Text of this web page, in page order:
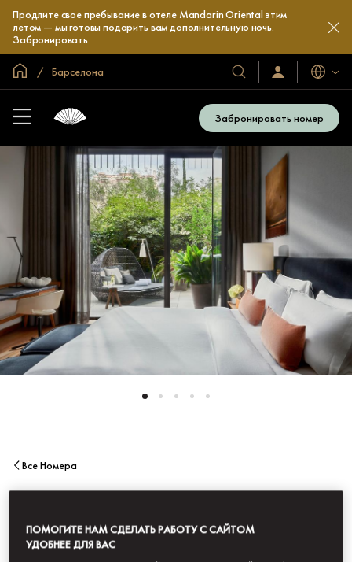
Продлите свое пребывание в отеле Mandarin Oriental этим
летом — мы готовы подарить вам дополнительную ночь.
Забронировать
ГлавнаяБарселона
Наши
отели
курорты
Войти/
Языки
Забронировать номер
Все Номера
Главной особенностью этих великолепных люксов площадью
ПОМОГИТЕ НАМ СДЕЛАТЬ РАБОТУ С САЙТОМ
УДОБНЕЕ ДЛЯ ВАС